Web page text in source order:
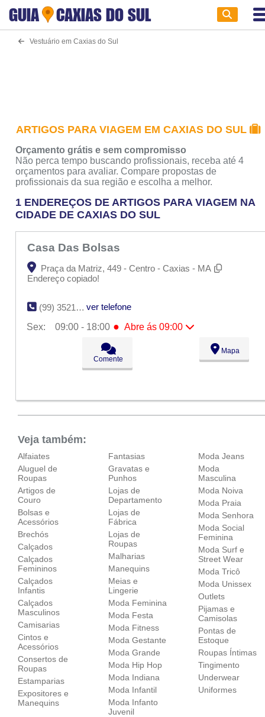
GUIA CAXIAS DO SUL
Vestuário em Caxias do Sul
ARTIGOS PARA VIAGEM EM CAXIAS DO SUL
Orçamento grátis e sem compromisso
Não perca tempo buscando profissionais, receba até 4
orçamentos para avaliar. Compare propostas de
profissionais da sua região e escolha a melhor.
1 ENDEREÇOS DE ARTIGOS PARA VIAGEM NA
CIDADE DE CAXIAS DO SUL
Casa Das Bolsas
Praça da Matriz, 449 - Centro - Caxias - MA
Endereço copiado!
(99) 3521-7327 / (99) 8156-0611
ver telefone
Sex:
09:00 - 18:00 ● Abre ás 09:00
09:00 - 18:00
09:00 - 18:00
09:00 - 18:00
Comente
Mapa
Veja também:
Alfaiates
Aluguel de
Roupas
Artigos de
Couro
Bolsas e
Acessórios
Brechós
Calçados
Calçados
Femininos
Calçados
Infantis
Calçados
Masculinos
Camisarias
Cintos e
Acessórios
Consertos de
Roupas
Estamparias
Expositores e
Manequins
Fantasias
Gravatas e
Punhos
Lojas de
Departamento
Lojas de
Fábrica
Lojas de
Roupas
Malharias
Manequins
Meias e
Lingerie
Moda Feminina
Moda Festa
Moda Fitness
Moda Gestante
Moda Grande
Moda Hip Hop
Moda Indiana
Moda Infantil
Moda Infanto
Juvenil
Moda Jeans
Moda
Masculina
Moda Noiva
Moda Praia
Moda Senhora
Moda Social
Feminina
Moda Surf e
Street Wear
Moda Tricô
Moda Unissex
Outlets
Pijamas e
Camisolas
Pontas de
Estoque
Roupas Íntimas
Tingimento
Underwear
Uniformes